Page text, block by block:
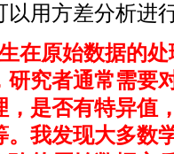
用方差分析进
在原始数据的
研究者通常需要
是否有特异值
我发现大多数